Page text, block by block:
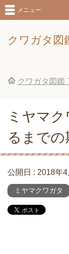
クワガタ図
メニュー
クワガタ図鑑
ミヤマ
るまでの
公開日 : 2018年4
ミヤマクワガタ